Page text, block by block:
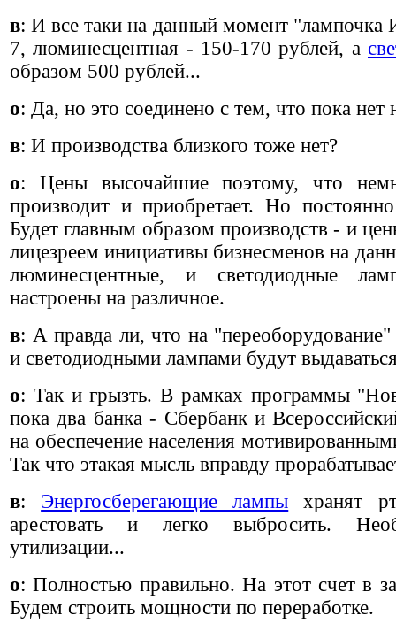
в: И все таки на данный момент "лампочка
7, люминесцентная - 150-170 рублей, а
образом 500 рублей...
о: Да, но это соединено с тем, что пока нет
в: И производства близкого тоже нет?
о: Цены высочайшие поэтому, что
производит и приобретает. Но
Будет главным образом производств - и
лицезреем инициативы бизнесменов на
люминесцентные, и светодиодные
настроены на различное.
в: А правда ли, что на
и светодиодными лампами будут
о: Так и грызть. В рамках программы
пока два банка - Сбербанки
на обеспечение населения
Так что этакая мысль вправду
в: Энергосберегающие лампы хранят
арестовать и легко выбросить.
утилизации...
о: Полностью правильно. На этот счет в
Будем строить мощности по переработке.